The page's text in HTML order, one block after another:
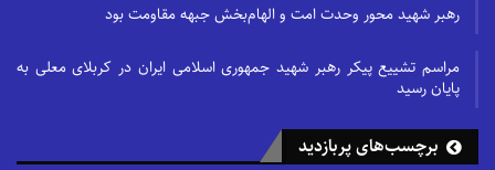
رهبر شهید محور وحدت امت و الهام‌بخش جبهه مقاومت بود
مراسم تشییع پیکر رهبر شهید جمهوری اسلامی ایران در کربلای معلی به
پایان رسید
برچسب‌های پربازدید